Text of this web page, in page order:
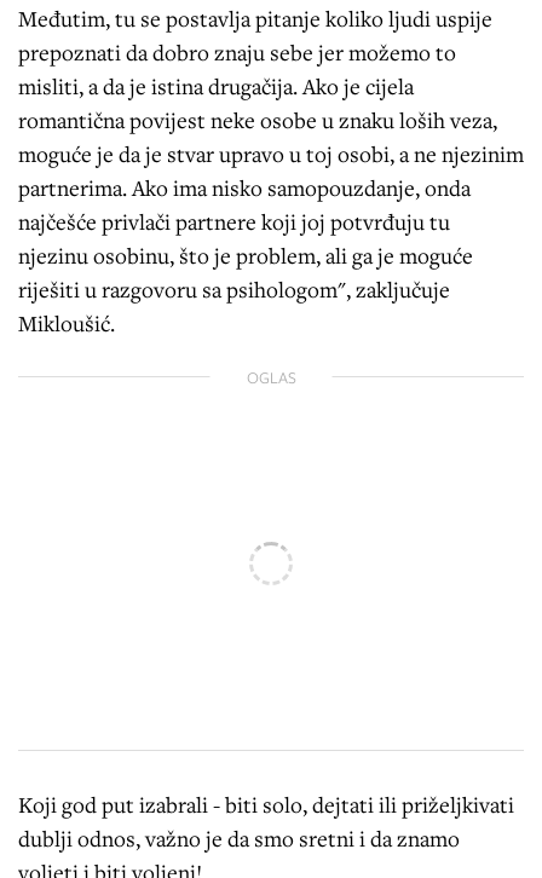
Međutim, tu se postavlja pitanje koliko ljudi uspije
prepoznati da dobro znaju sebe jer možemo to
misliti, a da je istina drugačija. Ako je cijela
romantična povijest neke osobe u znaku loših veza,
moguće je da je stvar upravo u toj osobi, a ne njezinim
partnerima. Ako ima nisko samopouzdanje, onda
najčešće privlači partnere koji joj potvrđuju tu
njezinu osobinu, što je problem, ali ga je moguće
riješiti u razgovoru sa psihologom", zaključuje
Mikloušić.
OGLAS
Koji god put izabrali - biti solo, dejtati ili priželjkivati
dublji odnos, važno je da smo sretni i da znamo
voljeti i biti voljeni!